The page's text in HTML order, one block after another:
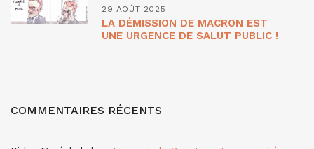
29 AOÛT 2025
LA DÉMISSION DE MACRON EST
UNE URGENCE DE SALUT PUBLIC !
COMMENTAIRES RÉCENTS